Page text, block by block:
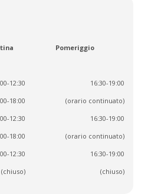
Pomeriggio
12:30
16:30-19:00
18:00
(orario continuato)
12:30
16:30-19:00
18:00
(orario continuato)
12:30
16:30-19:00
(chiuso) (chiuso)